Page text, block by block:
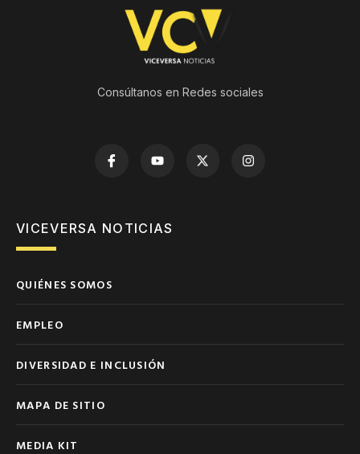
Consúltanos en Redes sociales
VICEVERSA NOTICIAS
QUIÉNES SOMOS
EMPLEO
DIVERSIDAD E INCLUSIÓN
MAPA DE SITIO
MEDIA KIT